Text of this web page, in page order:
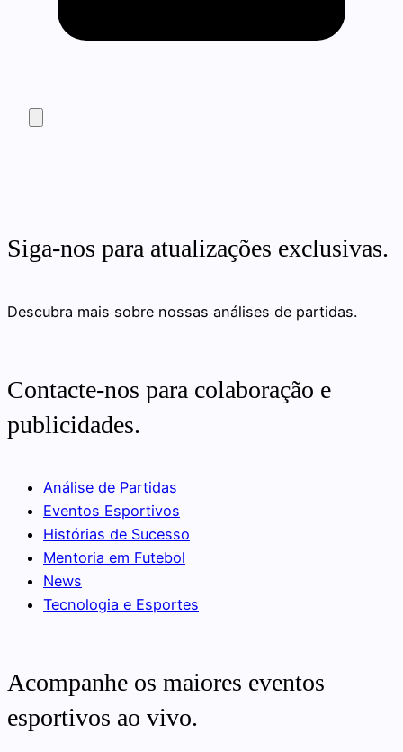
Siga-nos para atualizações exclusivas.
Descubra mais sobre nossas análises de partidas.
Contacte-nos para colaboração e
publicidades.
Análise de Partidas
Eventos Esportivos
Histórias de Sucesso
Mentoria em Futebol
News
Tecnologia e Esportes
Acompanhe os maiores eventos
esportivos ao vivo.